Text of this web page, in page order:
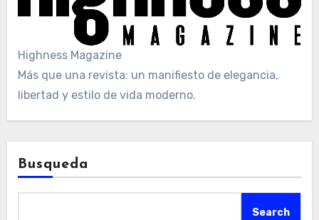
Highness Magazine
Más que una revista: un manifiesto de elegancia,
libertad y estilo de vida moderno.
Busqueda
Search